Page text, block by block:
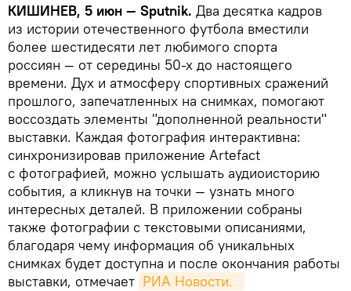
КИШИНЕВ, 5 июн — Sputnik. Два десятка кадров
из истории отечественного футбола вместили
более шестидесяти лет любимого спорта
россиян — от середины 50-х до настоящего
времени. Дух и атмосферу спортивных сражений
прошлого, запечатленных на снимках, помогают
воссоздать элементы "дополненной реальности"
выставки. Каждая фотография интерактивна:
синхронизировав приложение Artefact
с фотографией, можно услышать аудиоисторию
события, а кликнув на точки — узнать много
интересных деталей. В приложении собраны
также фотографии с текстовыми описаниями,
благодаря чему информация об уникальных
снимках будет доступна и после окончания работы
выставки, отмечает РИА Новости.